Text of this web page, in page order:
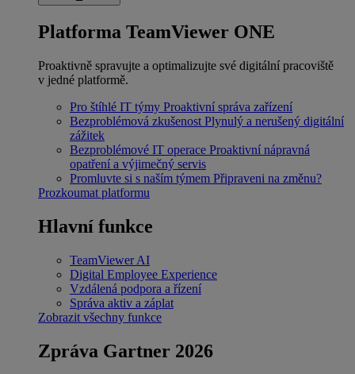
Platforma TeamViewer ONE
Proaktivně spravujte a optimalizujte své digitální pracoviště
v jedné platformě.
Pro štíhlé IT týmy Proaktivní správa zařízení
Bezproblémová zkušenost Plynulý a nerušený digitální
zážitek
Bezproblémové IT operace Proaktivní nápravná
opatření a výjimečný servis
Promluvte si s naším týmem Připraveni na změnu?
Prozkoumat platformu
Hlavní funkce
TeamViewer AI
Digital Employee Experience
Vzdálená podpora a řízení
Správa aktiv a záplat
Zobrazit všechny funkce
Zpráva Gartner 2026